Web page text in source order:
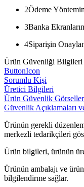
2Ödeme
3Banka
4Siparişin
Ürün Güvenliği Bilgileri
ButtonIcon
Sorumlu Kişi
Üretici Bilgileri
Ürün Güvenlik
Güvenlik Açıklamaları
Ürünün gerekli
merkezli tedarikçileri
Ürün bilgileri, ürünün
Ürünün ambalajı ve
bilgilendirme sağlar.